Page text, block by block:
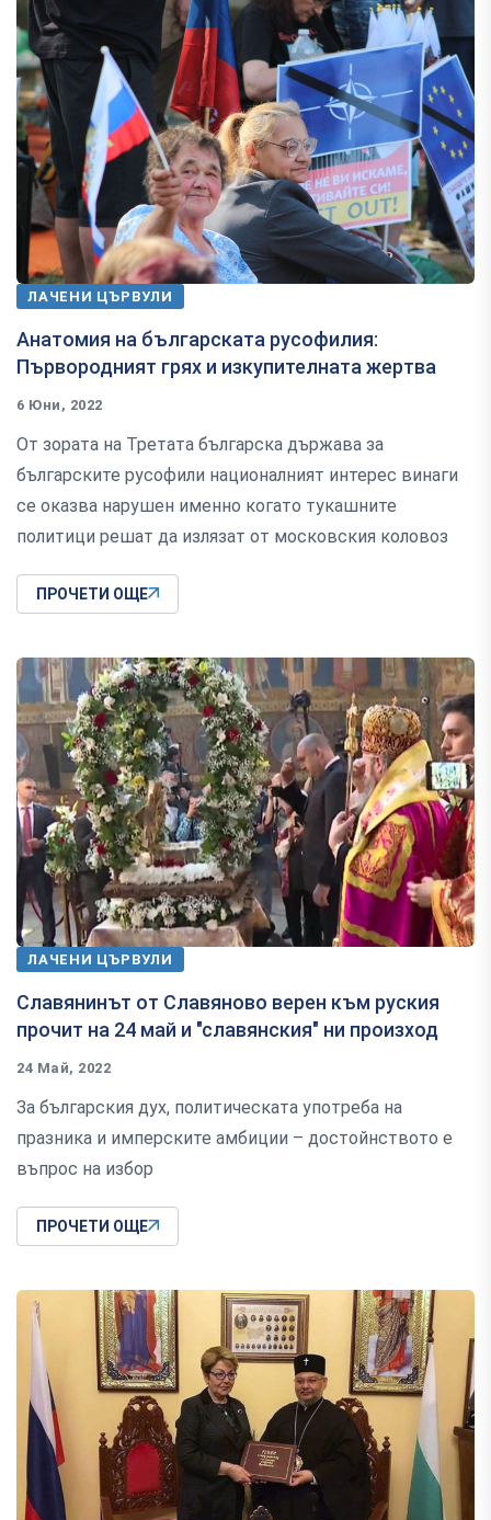
ЛАЧЕНИ ЦЪРВУЛИ
Анатомия на българската русофилия:
Първородният грях и изкупителната жертва
6 Юни, 2022
От зората на Третата българска държава за
българските русофили националният интерес винаги
се оказва нарушен именно когато тукашните
политици решат да излязат от московския коловоз
ПРОЧЕТИ ОЩЕ
ЛАЧЕНИ ЦЪРВУЛИ
Славянинът от Славяново верен към руския
прочит на 24 май и "славянския" ни произход
24 Май, 2022
За българския дух, политическата употреба на
празника и имперските амбиции – достойнството е
въпрос на избор
ПРОЧЕТИ ОЩЕ